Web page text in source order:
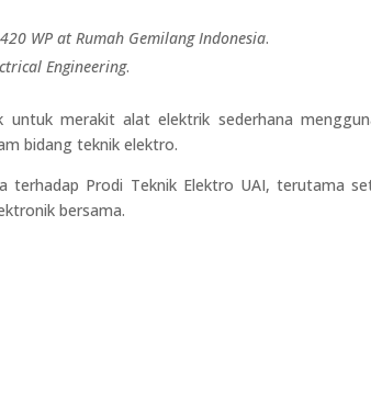
WP at Rumah Gemilang Indonesia.
Engineering.
merakit alat elektrik sederhana
bidang teknik elektro.
terhadap Prodi Teknik Elektro UAI, terutama
bersama.